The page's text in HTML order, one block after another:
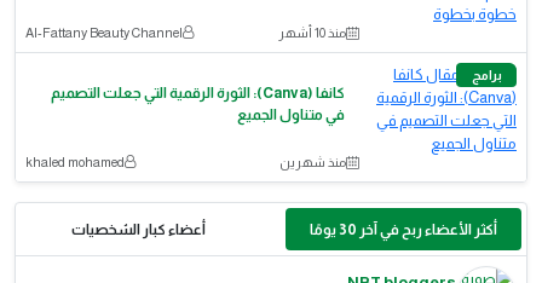
منذ 10 أشهر Al-Fattany Beauty Channel
برامج
كانفا (Canva): الثورة الرقمية التي جعلت التصميم
في متناول الجميع
منذ شهرين khaled mohamed
أكثر الأعضاء ربح في آخر 30 يومًا أعضاء كبار الشخصيات